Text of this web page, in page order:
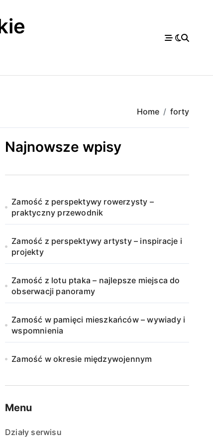
Home forty
Najnowsze wpisy
Zamość z perspektywy rowerzysty –
praktyczny przewodnik
Zamość z perspektywy artysty – inspiracje i
projekty
Zamość z lotu ptaka – najlepsze miejsca do
obserwacji panoramy
Zamość w pamięci mieszkańców – wywiady i
wspomnienia
Zamość w okresie międzywojennym
Menu
Działy serwisu